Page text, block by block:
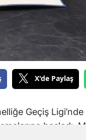
X'de Paylaş
Geçiş
başladı.